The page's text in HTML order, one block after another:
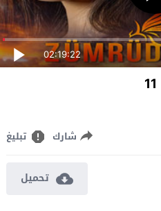
02:19:22
شارك تبليغ
تحميل